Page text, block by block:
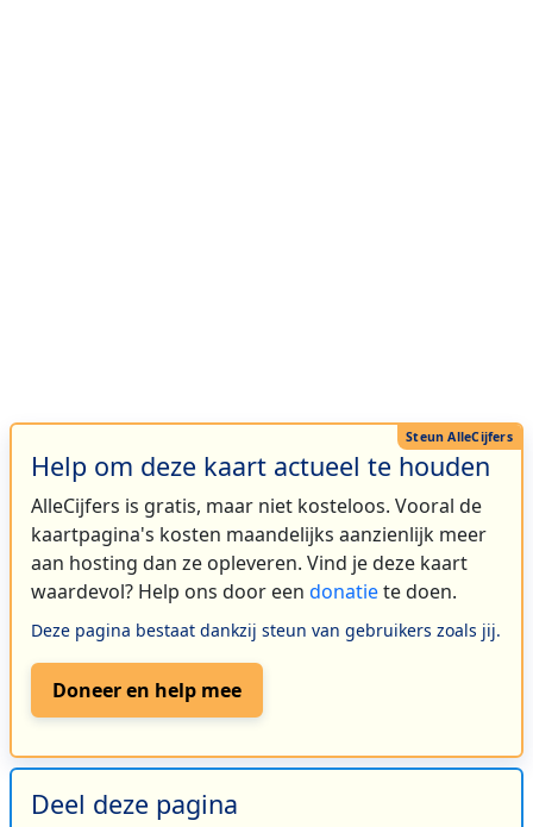
Help om deze kaart actueel te houden
AlleCijfers is gratis, maar niet kosteloos. Vooral de
kaartpagina's kosten maandelijks aanzienlijk meer
aan hosting dan ze opleveren. Vind je deze kaart
waardevol? Help ons door een donatiete doen.
Deze pagina bestaat dankzij steun van gebruikers zoals jij.
Doneer en help mee
Deel deze pagina